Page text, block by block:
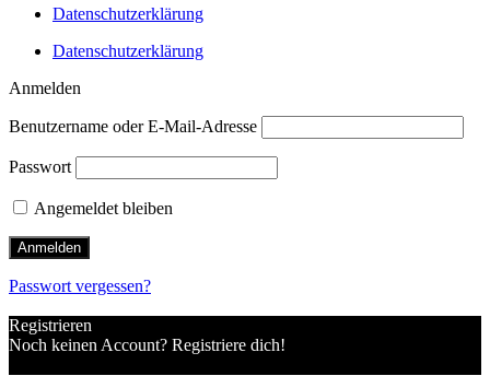
Datenschutzerklärung
Datenschutzerklärung
Anmelden
Benutzername oder E-Mail-Adresse
Passwort
Angemeldet bleiben
Passwort vergessen?
Registrieren
Noch keinen Account? Registriere dich!